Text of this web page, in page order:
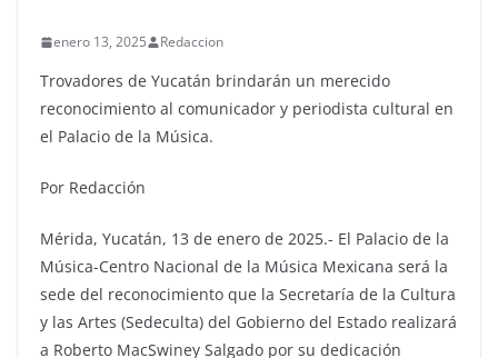
enero 13, 2025 Redaccion
Trovadores de Yucatán brindarán un merecido
reconocimiento al comunicador y periodista cultural en
el Palacio de la Música.
Por Redacción
Mérida, Yucatán, 13 de enero de 2025.- El Palacio de la
Música-Centro Nacional de la Música Mexicana será la
sede del reconocimiento que la Secretaría de la Cultura
y las Artes (Sedeculta) del Gobierno del Estado realizará
a Roberto MacSwiney Salgado por su dedicación